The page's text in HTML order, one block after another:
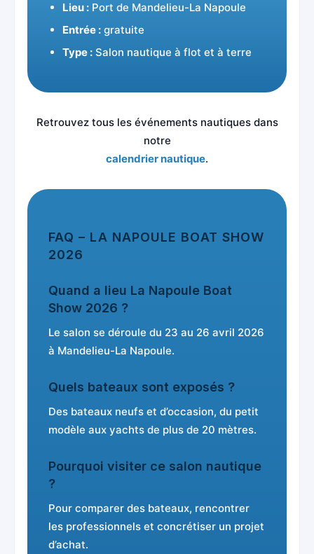
Lieu : Port de Mandelieu-La Napoule
Entrée : gratuite
Type : Salon nautique à flot et à terre
Retrouvez tous les événements nautiques dans
notre
calendrier nautique.
FAQ – LA NAPOULE BOAT SHOW
2026
Quand a lieu La Napoule Boat
Show 2026 ?
Le salon se déroule du 23 au 26 avril 2026
à Mandelieu-La Napoule.
Quels bateaux sont exposés ?
Des bateaux neufs et d’occasion, du petit
modèle aux yachts de plus de 20 mètres.
Pourquoi visiter ce salon nautique
?
Pour comparer des bateaux, rencontrer
les professionnels et concrétiser un projet
d’achat.